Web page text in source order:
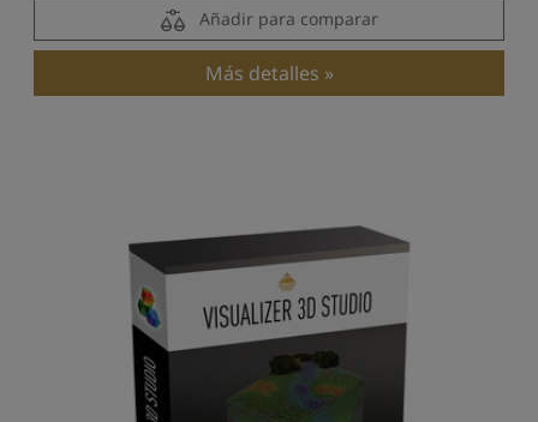
Añadir para comparar
Más detalles